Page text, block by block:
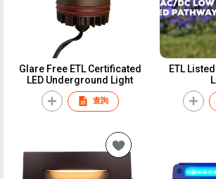
Glare Free ETL Certificated
LED Underground Light
查詢
ETL